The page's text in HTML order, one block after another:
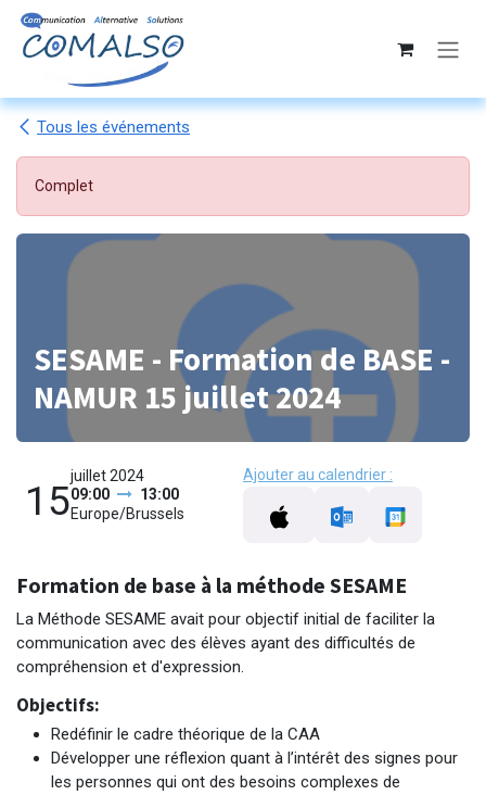
Se rendre au contenu
Tous les événements
Complet
SESAME - Formation de BASE -
NAMUR 15 juillet 2024
15
juillet 2024
09:00
13:00
Europe/Brussels
Ajouter au calendrier :
Formation de base à la méthode SESAME
La Méthode SESAME avait pour objectif initial de faciliter la
communication avec des élèves ayant des difficultés de
compréhension et d'expression.
Objectifs:
Redéfinir le cadre théorique de la CAA
Développer une réflexion quant à l’intérêt des signes pour
les personnes qui ont des besoins complexes de